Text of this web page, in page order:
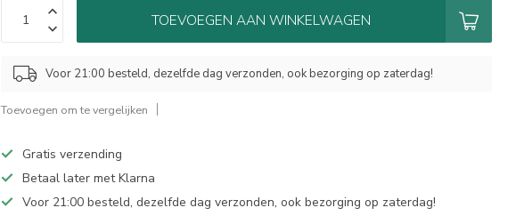
TOEVOEGEN AAN WINKELWAGEN
Voor 21:00 besteld, dezelfde dag verzonden, ook bezorging op zaterdag!
Toevoegen om te vergelijken
Gratis verzending
Betaal later met Klarna
Voor 21:00 besteld, dezelfde dag verzonden, ook bezorging op zaterdag!